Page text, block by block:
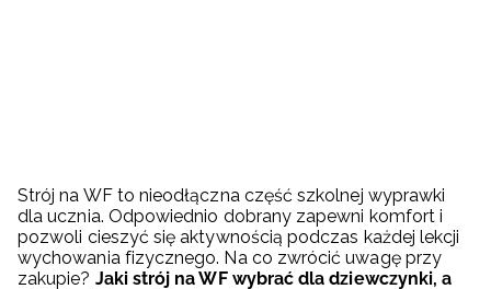
Strój na WF to nieodłączna część szkolnej wyprawki
dla ucznia. Odpowiednio dobrany zapewni komfort i
pozwoli cieszyć się aktywnością podczas każdej lekcji
wychowania fizycznego. Na co zwrócić uwagę przy
zakupie? Jaki strój na WF wybrać dla dziewczynki, a